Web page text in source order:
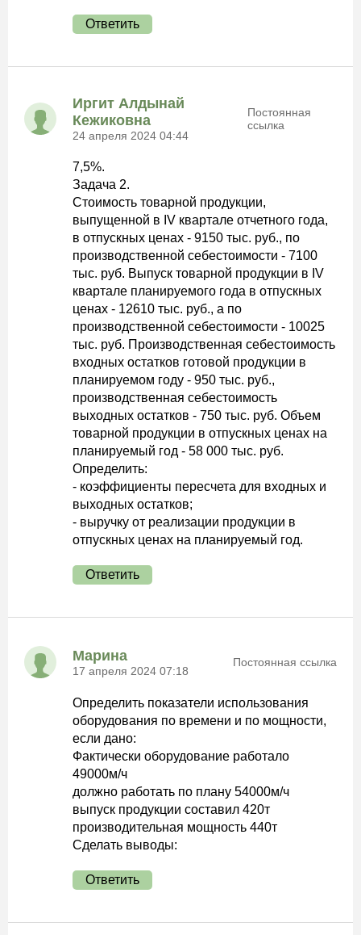
Ответить
Иргит Алдынай
Кежиковна
24 апреля 2024 04:44
Постоянная
ссылка
7,5%.
Задача 2.
Стоимость товарной продукции,
выпущенной в IV квартале отчетного года,
в отпускных ценах - 9150 тыс. руб., по
производственной себестоимости - 7100
тыс. руб. Выпуск товарной продукции в IV
квартале планируемого года в отпускных
ценах - 12610 тыс. руб., а по
производственной себестоимости - 10025
тыс. руб. Производственная себестоимость
входных остатков готовой продукции в
планируемом году - 950 тыс. руб.,
производственная себестоимость
выходных остатков - 750 тыс. руб. Объем
товарной продукции в отпускных ценах на
планируемый год - 58 000 тыс. руб.
Определить:
- коэффициенты пересчета для входных и
выходных остатков;
- выручку от реализации продукции в
отпускных ценах на планируемый год.
Ответить
Марина
17 апреля 2024 07:18
Постоянная ссылка
Определить показатели использования
оборудования по времени и по мощности,
если дано:
Фактически оборудование работало
49000м/ч
должно работать по плану 54000м/ч
выпуск продукции составил 420т
производительная мощность 440т
Сделать выводы:
Ответить